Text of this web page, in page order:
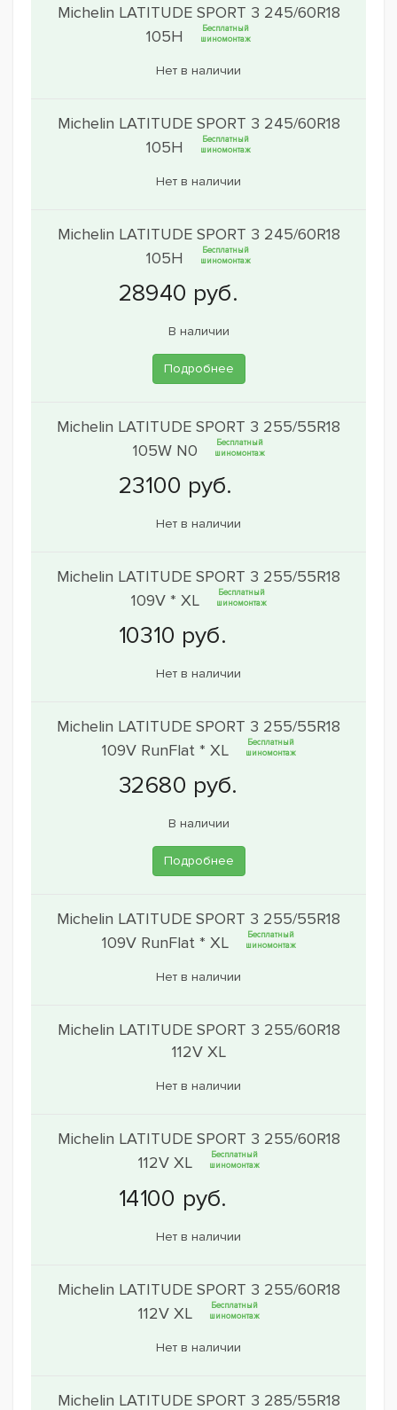
Michelin LATITUDE SPORT 3 245/60R18
105H
Бесплатный
шиномонтаж
Нет в наличии
Michelin LATITUDE SPORT 3 245/60R18
105H
Бесплатный
шиномонтаж
Нет в наличии
Michelin LATITUDE SPORT 3 245/60R18
105H
Бесплатный
шиномонтаж
В наличии
Подробнее
Michelin LATITUDE SPORT 3 255/55R18
105W N0
Бесплатный
шиномонтаж
Нет в наличии
Michelin LATITUDE SPORT 3 255/55R18
109V * XL
Бесплатный
шиномонтаж
Нет в наличии
Michelin LATITUDE SPORT 3 255/55R18
109V RunFlat * XL
Бесплатный
шиномонтаж
В наличии
Подробнее
Michelin LATITUDE SPORT 3 255/55R18
109V RunFlat * XL
Бесплатный
шиномонтаж
Нет в наличии
Michelin LATITUDE SPORT 3 255/60R18
112V XL
Нет в наличии
Michelin LATITUDE SPORT 3 255/60R18
112V XL
Бесплатный
шиномонтаж
Нет в наличии
Michelin LATITUDE SPORT 3 255/60R18
112V XL
Бесплатный
шиномонтаж
Нет в наличии
Michelin LATITUDE SPORT 3 285/55R18